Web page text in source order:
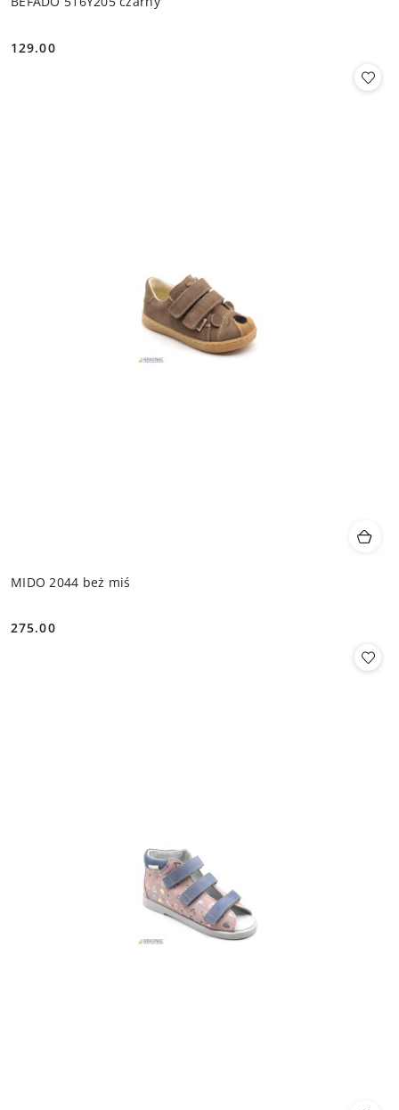
Cena:
129.00
MIDO 2044 beż miś
Cena:
275.00